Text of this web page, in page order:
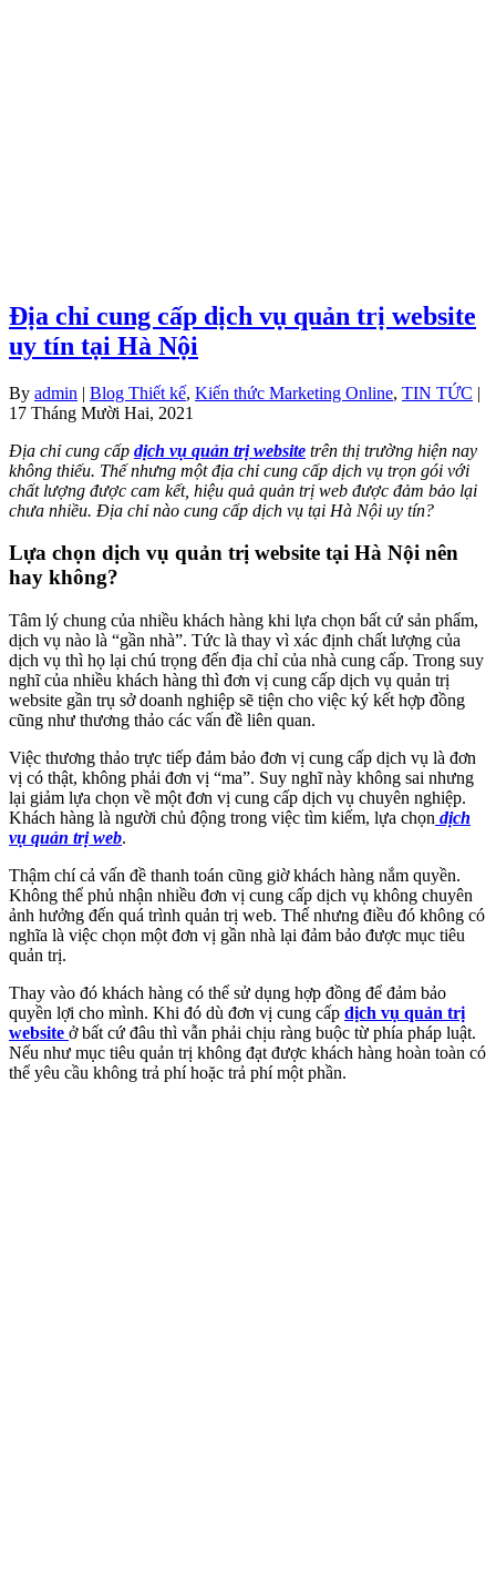
Địa chỉ cung cấp dịch vụ quản trị website
uy tín tại Hà Nội
By admin | Blog Thiết kế, Kiến thức Marketing Online, TIN TỨC |
17 Tháng Mười Hai, 2021
Địa chỉ cung cấp dịch vụ quản trị website trên thị trường hiện nay
không thiếu. Thế nhưng một địa chỉ cung cấp dịch vụ trọn gói với
chất lượng được cam kết, hiệu quả quản trị web được đảm bảo lại
chưa nhiều. Địa chỉ nào cung cấp dịch vụ tại Hà Nội uy tín?
Lựa chọn dịch vụ quản trị website tại Hà Nội nên
hay không?
Tâm lý chung của nhiều khách hàng khi lựa chọn bất cứ sản phẩm,
dịch vụ nào là “gần nhà”. Tức là thay vì xác định chất lượng của
dịch vụ thì họ lại chú trọng đến địa chỉ của nhà cung cấp. Trong suy
nghĩ của nhiều khách hàng thì đơn vị cung cấp dịch vụ quản trị
website gần trụ sở doanh nghiệp sẽ tiện cho việc ký kết hợp đồng
cũng như thương thảo các vấn đề liên quan.
Việc thương thảo trực tiếp đảm bảo đơn vị cung cấp dịch vụ là đơn
vị có thật, không phải đơn vị “ma”. Suy nghĩ này không sai nhưng
lại giảm lựa chọn về một đơn vị cung cấp dịch vụ chuyên nghiệp.
Khách hàng là người chủ động trong việc tìm kiếm, lựa chọn dịch
vụ quản trị web.
Thậm chí cả vấn đề thanh toán cũng giờ khách hàng nắm quyền.
Không thể phủ nhận nhiều đơn vị cung cấp dịch vụ không chuyên
ảnh hưởng đến quá trình quản trị web. Thế nhưng điều đó không có
nghĩa là việc chọn một đơn vị gần nhà lại đảm bảo được mục tiêu
quản trị.
Thay vào đó khách hàng có thể sử dụng hợp đồng để đảm bảo
quyền lợi cho mình. Khi đó dù đơn vị cung cấp dịch vụ quản trị
website ở bất cứ đâu thì vẫn phải chịu ràng buộc từ phía pháp luật.
Nếu như mục tiêu quản trị không đạt được khách hàng hoàn toàn có
thể yêu cầu không trả phí hoặc trả phí một phần.